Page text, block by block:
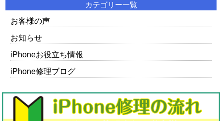
カテゴリー一覧
お客様の声
お知らせ
iPhoneお役立ち情報
iPhone修理ブログ